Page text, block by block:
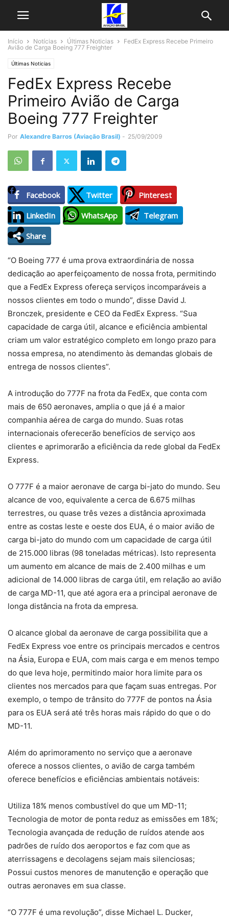
Início Notícias Últimas Noticias
FedEx Express Recebe Primeiro
Avião de Carga Boeing 777 Freighter
Últimas Noticias
FedEx Express Recebe
Primeiro Avião de Carga
Boeing 777 Freighter
Por Alexandre Barros (Aviação Brasil) - 25/09/2009
Facebook Twitter
Pinterest
LinkedIn
WhatsApp
Telegram
Share
“O Boeing 777 é uma prova extraordinária de nossa
dedicação ao aperfeiçoamento de nossa frota, permitindo
que a FedEx Express ofereça serviços incomparáveis a
nossos clientes em todo o mundo”, disse David J.
Bronczek, presidente e CEO da FedEx Express. “Sua
capacidade de carga útil, alcance e eficiência ambiental
criam um valor estratégico completo em longo prazo para
nossa empresa, no atendimento às demandas globais de
entrega de nossos clientes”.
A introdução do 777F na frota da FedEx, que conta com
mais de 650 aeronaves, amplia o que já é a maior
companhia aérea de carga do mundo. Suas rotas
internacionais oferecerão benefícios de serviço aos
clientes e aprimorarão a eficiência da rede global da FedEx
Express.
O 777F é a maior aeronave de carga bi-jato do mundo. Seu
alcance de voo, equivalente a cerca de 6.675 milhas
terrestres, ou quase três vezes a distância aproximada
entre as costas leste e oeste dos EUA, é o maior avião de
carga bi-jato do mundo com um capacidade de carga útil
de 215.000 libras (98 toneladas métricas). Isto representa
um aumento em alcance de mais de 2.400 milhas e um
adicional de 14.000 libras de carga útil, em relação ao avião
de carga MD-11, que até agora era a principal aeronave de
longa distância na frota da empresa.
O alcance global da aeronave de carga possibilita que a
FedEx Express voe entre os principais mercados e centros
na Ásia, Europa e EUA, com mais carga e em menos tempo
do que leva hoje, permitindo maior hora limite para os
clientes nos mercados para que façam suas entregas. Por
exemplo, o tempo de trânsito do 777F de pontos na Ásia
para os EUA será até três horas mais rápido do que o do
MD-11.
Além do aprimoramento no serviço que a aeronave
oferece a nossos clientes, o avião de carga também
oferece benefícios e eficiências ambientais notáveis:
Utiliza 18% menos combustível do que um MD-11;
Tecnologia de motor de ponta reduz as emissões em 18%;
Tecnologia avançada de redução de ruídos atende aos
padrões de ruído dos aeroportos e faz com que as
aterrissagens e decolagens sejam mais silenciosas;
Possui custos menores de manutenção e operação que
outras aeronaves em sua classe.
“O 777F é uma revolução”, disse Michael L. Ducker,